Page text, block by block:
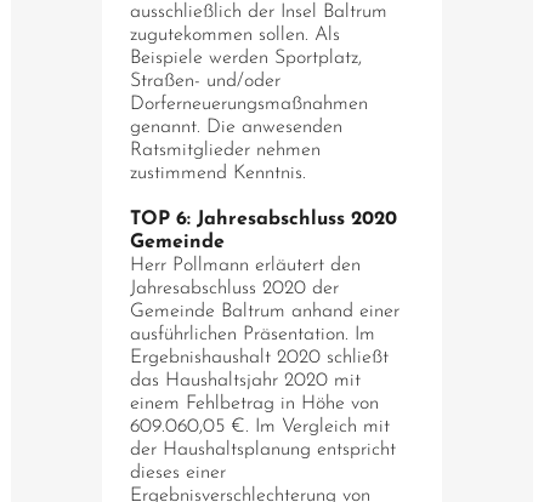
ausschließlich der Insel Baltrum
zugutekommen sollen. Als
Beispiele werden Sportplatz,
Straßen- und/oder
Dorferneuerungsmaßnahmen
genannt. Die anwesenden
Ratsmitglieder nehmen
zustimmend Kenntnis.
TOP 6: Jahresabschluss 2020
Gemeinde
Herr Pollmann erläutert den
Jahresabschluss 2020 der
Gemeinde Baltrum anhand einer
ausführlichen Präsentation. Im
Ergebnishaushalt 2020 schließt
das Haushaltsjahr 2020 mit
einem Fehlbetrag in Höhe von
609.060,05 €. Im Vergleich mit
der Haushaltsplanung entspricht
dieses einer
Ergebnisverschlechterung von